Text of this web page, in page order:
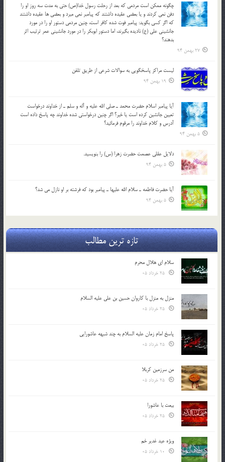
چگونه ممكن است مردمي كه بعد از رحلت رسول خدا(ص) حتی به مدت سه روز او را
دفن نمي كردند و یا بعضي عقيده داشتند كه پيامبر نمي ميرد و بعضي ها عقيده داشتند
كه اگر كسي بگويد: پيامبر فوت شده كافر است، چنین مردمی دستور او را در مورد
جانشيني علي (ع) ناديده بگيرند، اما دستور ابوبكر را در مورد جانشيني عمر ترتیب اثر
بدهند؟
27 بهمن 94
لیست مراکز پاسخگویی به سوالات شرعی از طریق تلفن
19 بهمن 94
آيا پيامبر اسلام حضرت محمد ـ صلي الله عليه و آله و سلم ـ از خداوند درخواست
تعيين جانشين کرده است يا خير؟ اگر چنين درخواستي شده خداوند چه پاسخ داده است
آدرس و کلام خداوند را مرقوم فرمائيد؟
5 بهمن 94
دلايل عقلي عصمت حضرت زهرا (س) را بنويسيد.
5 بهمن 94
آيا حضرت فاطمه ـ سلام الله عليها ـ پيامبر بود كه فرشته بر او نازل مي شد؟
5 بهمن 94
تازه ترین مطالب
سلام ای هلال محرم
منزل به منزل با کاروان حسین بن علی علیه السلام
پاسخ امام زمان علیه السلام به چند شبهه عاشورایی
من سرزمین کربلا
بیعت با عاشورا
ویژه عید غدیر خم